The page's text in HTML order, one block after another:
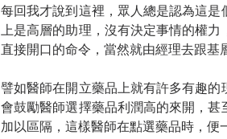
每回我才說到這裡，眾人總是認為這
上是高層的助理，沒有決定事情的權
直接開口的命令，當然就由經理去跟基
譬如醫師在開立藥品上就有許多有趣
會鼓勵醫師選擇藥品利潤高的來開，
加以區隔，這樣醫師在點選藥品時，便